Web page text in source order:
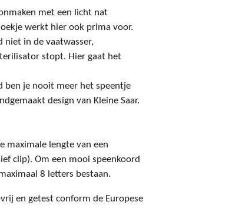
met een licht nat
werkt hier ook prima voor.
niet in de vaatwasser,
stopt. Hier gaat het
ben je nooit meer het speentje
design van Kleine Saar.
maximale lengte van een
clip). Om een mooi speenkoord
8 letters bestaan.
en getest conform de Europese